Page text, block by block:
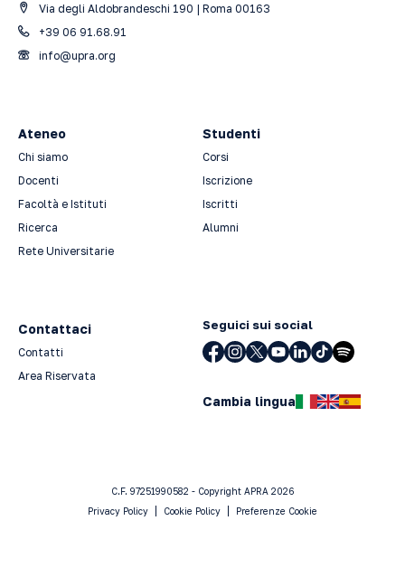
Via degli Aldobrandeschi 190 | Roma 00163
+39 06 91.68.91
info@upra.org
Ateneo
Chi siamo
Docenti
Facoltà e Istituti
Ricerca
Rete Universitarie
Studenti
Corsi
Iscrizione
Iscritti
Alumni
Contattaci
Contatti
Area Riservata
Seguici sui social
Cambia lingua
C.F. 97251990582 - Copyright APRA 2026
Privacy Policy
Cookie Policy Preferenze Cookie